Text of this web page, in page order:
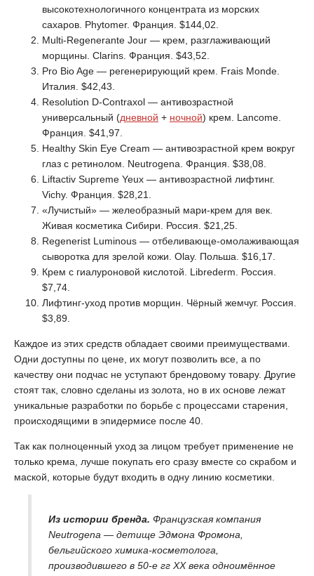
высокотехнологичного концентрата из морских
сахаров. Phytomer. Франция. $144,02.
Multi-Regenerante Jour — крем, разглаживающий
морщины. Clarins. Франция. $43,52.
Pro Bio Age — регенерирующий крем. Frais Monde.
Италия. $42,43.
Resolution D-Contraxol — антивозрастной
универсальный (дневной + ночной) крем. Lancome.
Франция. $41,97.
Healthy Skin Eye Cream — антивозрастной крем вокруг
глаз с ретинолом. Neutrogena. Франция. $38,08.
Liftactiv Supreme Yeux — антивозрастной лифтинг.
Vichy. Франция. $28,21.
«Лучистый» — желеобразный мари-крем для век.
Живая косметика Сибири. Россия. $21,25.
Regenerist Luminous — отбеливающе-омолаживающая
сыворотка для зрелой кожи. Olay. Польша. $16,17.
Крем с гиалуроновой кислотой. Librederm. Россия.
$7,74.
Лифтинг-уход против морщин. Чёрный жемчуг. Россия.
$3,89.
Каждое из этих средств обладает своими преимуществами.
Одни доступны по цене, их могут позволить все, а по
качеству они подчас не уступают брендовому товару. Другие
стоят так, словно сделаны из золота, но в их основе лежат
уникальные разработки по борьбе с процессами старения,
происходящими в эпидермисе после 40.
Так как полноценный уход за лицом требует применение не
только крема, лучше покупать его сразу вместе со скрабом и
маской, которые будут входить в одну линию косметики.
Из истории бренда. Французская компания
Neutrogena — детище Эдмона Фромона,
бельгийского химика-косметолога,
производившего в 50-е гг XX века одноимённое